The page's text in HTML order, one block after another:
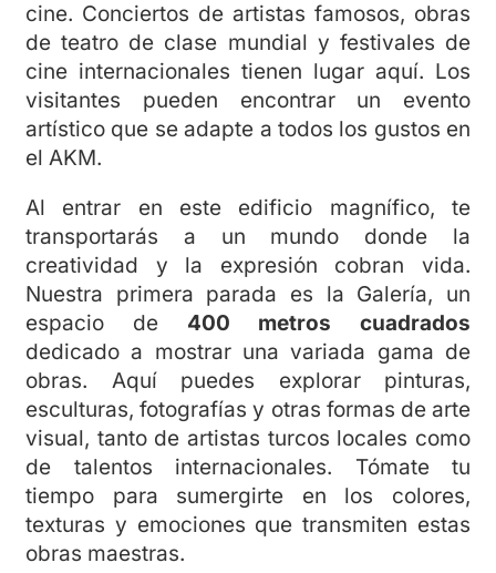
cine. Conciertos de artistas famosos, obras
de teatro de clase mundial y festivales de
cine internacionales tienen lugar aquí. Los
visitantes pueden encontrar un evento
artístico que se adapte a todos los gustos en
el AKM.
Al entrar en este edificio magnífico, te
transportarás a un mundo donde la
creatividad y la expresión cobran vida.
Nuestra primera parada es la Galería, un
espacio de 400 metros cuadrados
dedicado a mostrar una variada gama de
obras. Aquí puedes explorar pinturas,
esculturas, fotografías y otras formas de arte
visual, tanto de artistas turcos locales como
de talentos internacionales. Tómate tu
tiempo para sumergirte en los colores,
texturas y emociones que transmiten estas
obras maestras.